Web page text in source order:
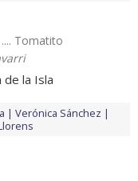
Tomatito
de la Isla
Verónica Sánchez